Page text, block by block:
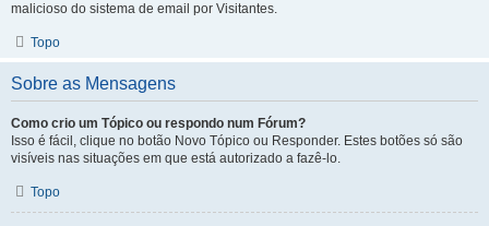
malicioso do sistema de email por Visitantes.
Topo
Sobre as Mensagens
Como crio um Tópico ou respondo num Fórum?
Isso é fácil, clique no botão Novo Tópico ou Responder. Estes botões só são
visíveis nas situações em que está autorizado a fazê-lo.
Topo